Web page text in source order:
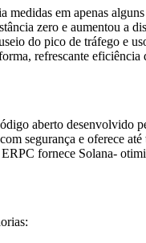
medidas em apenas
zero e aumentou a
do pico de tráfego e
refrescante
aberto desenvolvido
segurança e oferece
fornece Solana-